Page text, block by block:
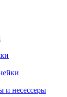
и несессеры